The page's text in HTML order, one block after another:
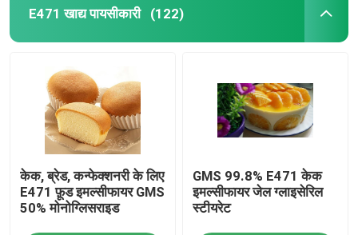
E471 खाद्य पायसीकारी (122)
केक, ब्रेड, कन्फेक्शनरी के लिए
E471 फ़ूड इमल्सीफायर GMS
50% मोनोग्लिसराइड
GMS 99.8% E471 केक
इमल्सीफायर जेल ग्लाइसेरिल
स्टीयरेट